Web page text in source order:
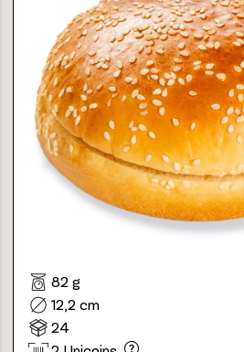
82 g
12,2 cm
24